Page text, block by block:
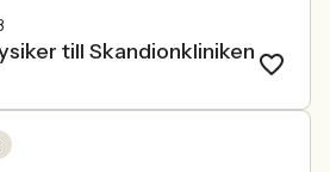
till Skandionkliniken